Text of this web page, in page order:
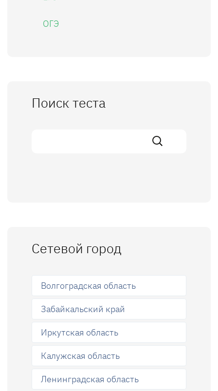
ОГЭ
Поиск теста
Сетевой город
Волгоградская область
Забайкальский край
Иркутская область
Калужская область
Ленинградская область